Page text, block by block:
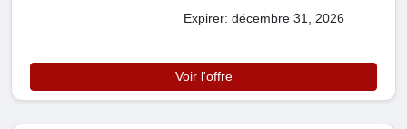
Expirer: décembre 31, 2026
Voir l'offre